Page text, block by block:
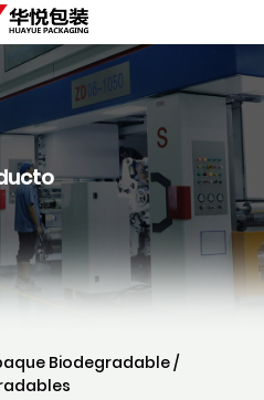
Biodegradable/